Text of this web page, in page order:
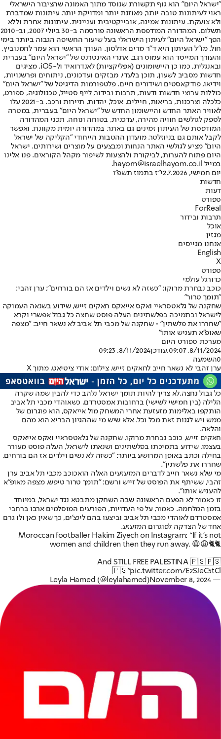
"ישראל היום" הוא גוף תקשורת שנוסד מתוך האמונה שהציבור הישראלי
ראוי לעיתונות טובה יותר, מאוזנת יותר ומדויקת יותר. עיתונות שמדברת
ולא צועקת. עיתונות אמינה, אובייקטיבית ועניינית. עיתונות אחרת וללא
תשלום. המהדורה המודפסת הראשונה פורסמה ב-30 ביולי 2007, וב-2010
הפך "ישראל היום" לעיתון הישראלי בעל שיעור החשיפה הגבוה ביותר בימי
חול. מו"ל העיתון היא ד"ר מרים אדלסון. העורך הראשי הוא עמר לחמנוביץ,
והעורך המייסד הוא עמוס רגב. אתרי האינטרנט של "ישראל היום" בעברית
ובאנגלית, כמו כן היישומונים (אפליקציות) לאנדרואיד ול-iOS, מציגים
חדשות מסביב לשעון, תוכן בלעדי, מבזקים ועדכונים, ניתוחים ופרשנויות,
וידיאו, פודקאסטים ושידורים חיים. פלטפורמות הדיגיטל של "ישראל היום"
כוללות ערוצי חדשות ודעות, תרבות ובידור, לייף סטייל, טכנולוגיה, ספורט,
כלכלה וצרכנות, בריאות, חיילים, אוכל, יהדות, תיירות ורכב. ב-2021 עלו
לאוויר האתר החדש והיישומון החדש של "ישראל היום" בעברית, במטרה
לספק לגולשים חוויה מהירה, עדכנית, בטוחה ונוחה. תכני המהדורה
המודפסת של העיתון זמינים גם באתר, במהדורה יומית מקוונת, ואפשר
לקבל אותם גם בניוזלטר. מועדון ההטבות הייחודי "הקליקה של ישראל
היום" מציע לגולשי האתר הנחות ומבצעים על מוצרים ושירותים. ישראל
היום פתוח להערות, לביקורת ולהצעות לשיפור מקהל הקוראים. פנו אלינו
במייל hayom@israelhayom.co.il.
יום חמישי, 2.7.2026
י"ז בתמוז תשפ"ו
חדשות
דעות
ספורט
ForReal
תרבות ובידור
אוכל
מגזין
אנחנו מגייסים
English
X
ספורט
כדורגל עולמי
כוכב נבחרת מרוקו: "כשזה לא נשים וילדים אז הם בורחים"; ערן זהבי:
"תומך טרור"
שחקנה של גלאטסראיי ואקס אייאקס חאקים זייש, שידוע בשנאה העמוקה
לישראל ובתמיכה בפלשתינים העלה פוסט שחצה כל גבול אפשרי וקרא
"שחררו את פלשתין" • שחקנה של מכבי תל אביב לא נשאר חייב: "מצפה
שאופ"א תעניש אותו"
מערכת ספורט היום
8/11/2024, 09:07
,עודכן8/11/2024, 09:23
0השמעה
ערן זהבי לא נשאר חייב לחאקים זייש. צילום: אודי ציטיאט, מתוך X
כל גבול נחצה.לא צריך להיות תומך ישראל נלהב כדי להבין שמה שקרה
הלילה (בין חמישי לשישי) ברחובות אמסטרדם, כשאוהדי מכבי תל אביב
הותקפו באלימות מזעזעת אחרי המשחק מול אייאקס, הוא פוגרום של
ממש ויש לגנות זאת מכל וכל. אלא שיש מי שההגיון הבריא הוא מהם
והלאה.
חאקים זייש, כוכב נבחרת מרוקו, שחקנה של גלאטסראיי ואקס אייאקס
בעצמו, שידוע בתמיכתו בפלשתינים ושנאתו לישראל, העלה פוסט מעורר
בחילה וכתב באופן המרושע ביותר: "כשזה לא נשים וילדים אז הם בורחים,
שחררו את פלשתין".
מי שלא נשאר חייב לדברים המזעזעים האלה הואכוכב מכבי תל אביב ערן
זהבי, ששיתף את הפוסט של זייש ורשם: "תומך טרור טיפש, מצפה מאופ"א
להעניש אותו".
זו כאמור לא הפעם הראשונה שבה השחקן מתבטא נגד ישראל, במיוחד
בזמן המלחמה. כאמור, על פי העדויות, הפורעים המוסלמים ארבו ברחבי
אמסטרדם לאוהדי מכבי תל אביב וביצעו בהם לינצ'ים, כך שאין כאן ולו גרם
אחד של הצדקה לפוגרום המזעזע.
Moroccan footballer Hakim Ziyech on Instagram: “If it’s not
women and children then they run away. 😩😩🐈🐈
And STILL FREE PALESTINA 🇵🇸🇵🇸
🇵🇸”pic.twitter.com/E2SJeC5tCl
— Leyla Hamed (@leylahamed)
November 8, 2024